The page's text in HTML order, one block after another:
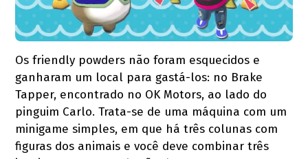
Os friendly powders não foram esquecidos e
ganharam um local para gastá-los: no Brake
Tapper, encontrado no OK Motors, ao lado do
pinguim Carlo. Trata-se de uma máquina com um
minigame simples, em que há três colunas com
figuras dos animais e você deve combinar três